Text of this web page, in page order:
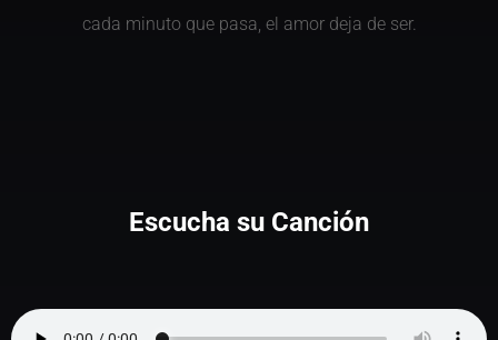
cada minuto que pasa, el amor deja de ser.
Escucha su Canción